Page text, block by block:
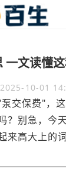
2025-10-01
交保费"，
？别急，今
来高大上的